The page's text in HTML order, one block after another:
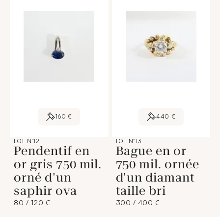
160 €
LOT N°12
Pendentif en
or gris 750 mil.
orné d'un
saphir ova
80 / 120 €
440 €
LOT N°13
Bague en or
750 mil. ornée
d'un diamant
taille bri
300 / 400 €